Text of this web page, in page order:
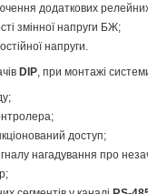
додаткових
змінної напруги БЖ;
напруги.
DIP, при монтажі
доступ;
нагадування про